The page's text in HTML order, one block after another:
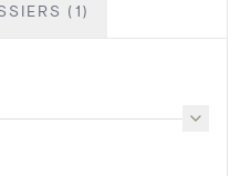
(1)